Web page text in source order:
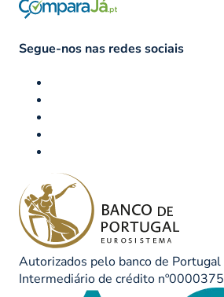
Segue-nos nas redes sociais
Autorizados pelo banco de Portugal
Intermediário de crédito nº0000375